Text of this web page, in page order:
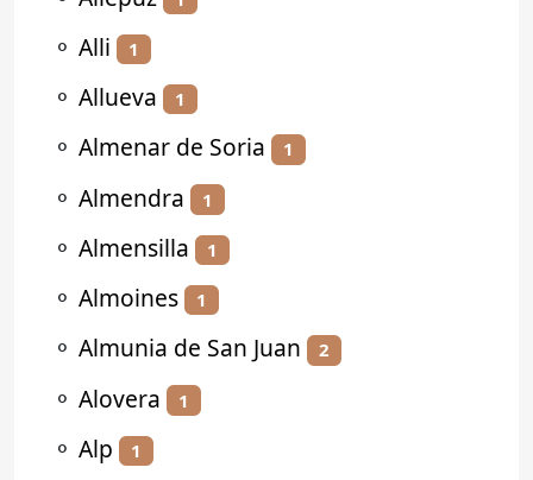
⚬ Alli 1
⚬ Allueva 1
⚬ Almenar de Soria 1
⚬ Almendra 1
⚬ Almensilla 1
⚬ Almoines 1
⚬ Almunia de San Juan 2
⚬ Alovera 1
⚬ Alp 1